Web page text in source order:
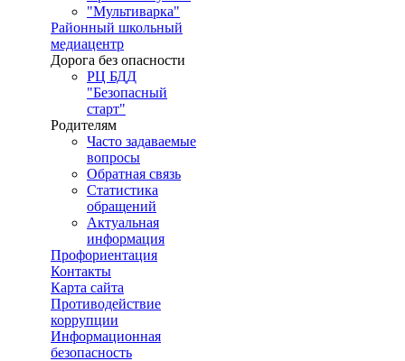
"Мультиварка"
Районный школьный
медиацентр
Дорога без опасности
РЦ БДД
"Безопасный
старт"
Родителям
Часто задаваемые
вопросы
Обратная связь
Статистика
обращений
Актуальная
информация
Профориентация
Контакты
Карта сайта
Противодействие
коррупции
Информационная
безопасность